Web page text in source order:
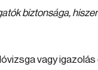
biztonsága,
vagy